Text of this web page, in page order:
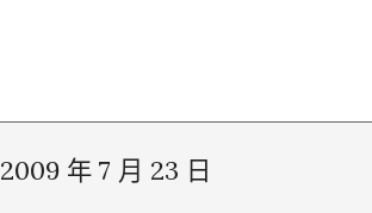
2009 年 7 月 23 日